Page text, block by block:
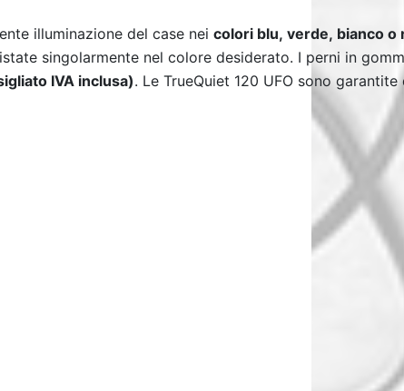
illuminazione del case nei colori blu, verde, bianco o
singolarmente nel colore desiderato. I perni in
IVA inclusa). Le TrueQuiet 120 UFO sono garantite